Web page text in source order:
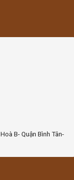
B- Quận Bình Tân-